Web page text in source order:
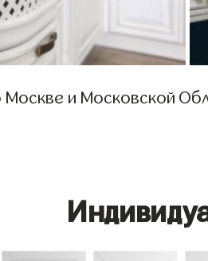
Москве и Московской